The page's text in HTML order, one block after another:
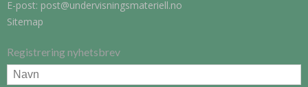
E-post: post@undervisningsmateriell.no
Sitemap
Registrering nyhetsbrev